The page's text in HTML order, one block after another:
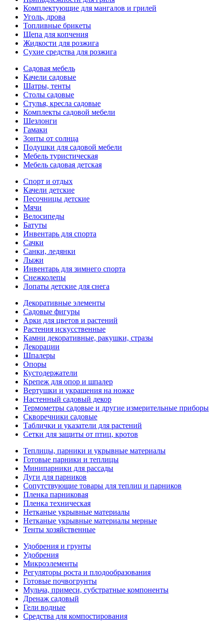
Комплектующие для мангалов и грилей
Уголь, дрова
Топливные брикеты
Щепа для копчения
Жидкости для розжига
Сухие средства для розжига
Садовая мебель
Качели садовые
Шатры, тенты
Столы садовые
Стулья, кресла садовые
Комплекты садовой мебели
Шезлонги
Гамаки
Зонты от солнца
Подушки для садовой мебели
Мебель туристическая
Мебель садовая детская
Спорт и отдых
Качели детские
Песочницы детские
Мячи
Велосипеды
Батуты
Инвентарь для спорта
Сачки
Санки, ледянки
Лыжи
Инвентарь для зимнего спорта
Снежколепы
Лопаты детские для снега
Декоративные элементы
Садовые фигуры
Арки для цветов и растений
Растения искусственные
Камни декоративные, ракушки, стразы
Декорации
Шпалеры
Опоры
Кустодержатели
Крепеж для опор и шпалер
Вертушки и украшения на ножке
Настенный садовый декор
Термометры садовые и другие измерительные приборы
Скворечники садовые
Таблички и указатели для растений
Сетки для защиты от птиц, кротов
Теплицы, парники и укрывные материалы
Готовые парники и теплицы
Минипарники для рассады
Дуги для парников
Сопутствующие товары для теплиц и парников
Пленка парниковая
Пленка техническая
Нетканые укрывные материалы
Нетканые укрывные материалы мерные
Тенты хозяйственные
Удобрения и грунты
Удобрения
Микроэлементы
Регуляторы роста и плодообразования
Готовые почвогрунты
Мульча, примеси, субстратные компоненты
Дренаж садовый
Гели водные
Средства для компостирования